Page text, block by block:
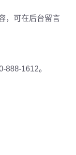
，可在后台留言
888-1612。